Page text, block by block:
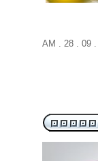
AM . 28 . 09